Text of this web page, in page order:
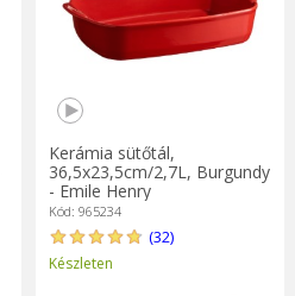
Kerámia sütőtál,
36,5x23,5cm/2,7L, Burgundy
- Emile Henry
Kód: 965234
(32)
Készleten